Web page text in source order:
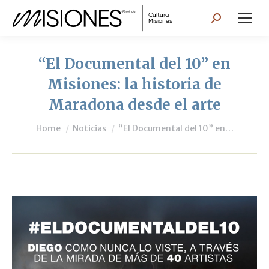
Search:
“El Documental del 10” en
Misiones: la historia de
Maradona desde el arte
You are here:
Home Noticias “El Documental del 10” en…